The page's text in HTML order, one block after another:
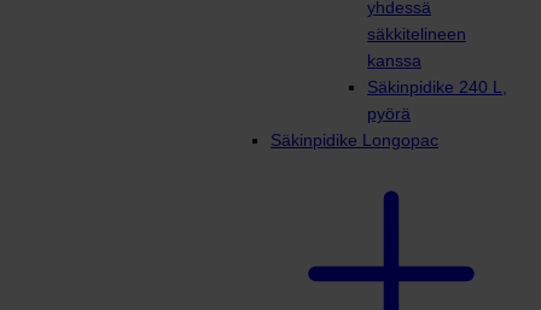
yhdessä
säkkitelineen
kanssa
Säkinpidike 240 L,
pyörä
Säkinpidike Longopac